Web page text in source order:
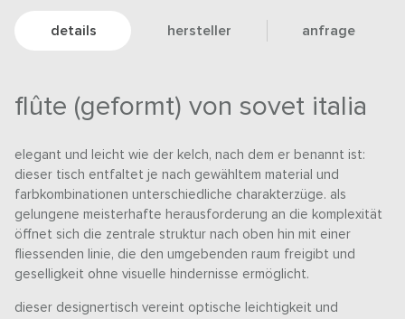
details hersteller anfrage
flûte (geformt) von sovet italia
elegant und leicht wie der kelch, nach dem er benannt ist:
dieser tisch entfaltet je nach gewähltem material und
farbkombinationen unterschiedliche charakterzüge. als
gelungene meisterhafte herausforderung an die komplexität
öffnet sich die zentrale struktur nach oben hin mit einer
fliessenden linie, die den umgebenden raum freigibt und
geselligkeit ohne visuelle hindernisse ermöglicht.
dieser designertisch vereint optische leichtigkeit und